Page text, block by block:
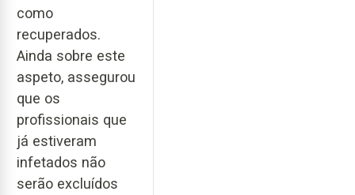
como
recuperados.
Ainda sobre este
aspeto, assegurou
que os
profissionais que
já estiveram
infetados não
serão excluídos